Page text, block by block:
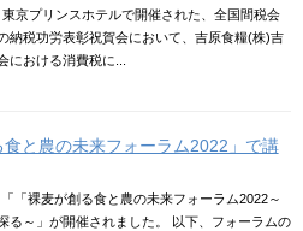
京プリンスホテルで開催された、全国間税会
納税功労表彰祝賀会において、吉原食糧(株)吉
における消費税に...
食と農の未来フォーラム2022」で講
「裸麦が創る食と農の未来フォーラム2022～
る～」が開催されました。 以下、フォーラムの